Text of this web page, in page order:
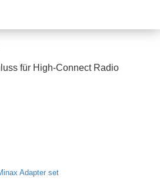
für High-Connect Radio